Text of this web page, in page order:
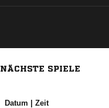
NÄCHSTE SPIELE
Datum | Zeit